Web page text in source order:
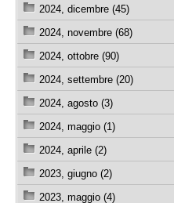
2024, dicembre (45)
2024, novembre (68)
2024, ottobre (90)
2024, settembre (20)
2024, agosto (3)
2024, maggio (1)
2024, aprile (2)
2023, giugno (2)
2023, maggio (4)